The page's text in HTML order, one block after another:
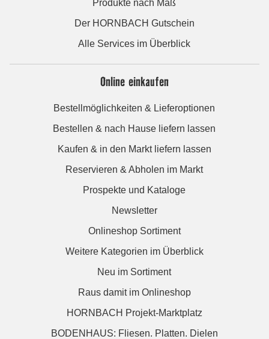
Produkte nach Maß
Der HORNBACH Gutschein
Alle Services im Überblick
Online einkaufen
Bestellmöglichkeiten & Lieferoptionen
Bestellen & nach Hause liefern lassen
Kaufen & in den Markt liefern lassen
Reservieren & Abholen im Markt
Prospekte und Kataloge
Newsletter
Onlineshop Sortiment
Weitere Kategorien im Überblick
Neu im Sortiment
Raus damit im Onlineshop
HORNBACH Projekt-Marktplatz
BODENHAUS: Fliesen. Platten. Dielen